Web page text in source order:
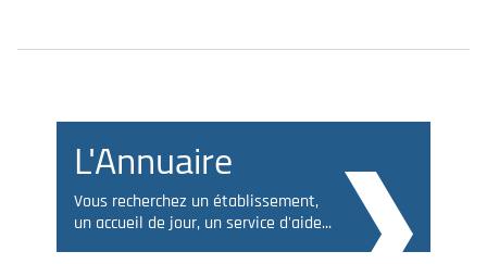
L'Annuaire
Vous recherchez un établissement,
un accueil de jour, un service d'aide...